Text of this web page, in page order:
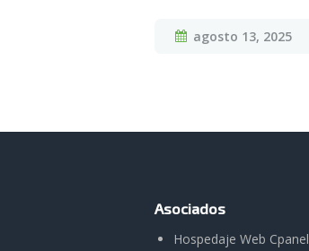
agosto 13, 2025
Asociados
Hospedaje Web Cpanel